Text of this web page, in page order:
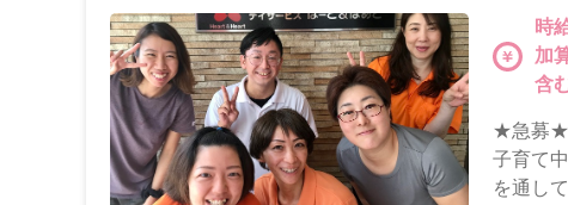
時
加
含
★急募★
子育て
を通し